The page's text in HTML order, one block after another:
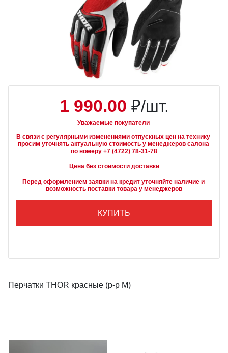
1 990.00 ₽/шт.
Уважаемые покупатели
В связи с регулярными изменениями отпускных цен на технику
просим уточнять актуальную стоимость у менеджеров салона
Цена без стоимости доставки
Перед оформлением заявки на кредит уточняйте наличие и
возможность поставки товара у менеджеров
КУПИТЬ
Перчатки THOR красные (р-р M)